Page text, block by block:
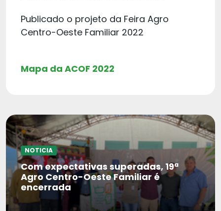
Publicado o projeto da Feira Agro
Centro-Oeste Familiar 2022
Mapa da ACOF 2022
NOTICIA
Com expectativas superadas, 19ª
Agro Centro-Oeste Familiar é
encerrada